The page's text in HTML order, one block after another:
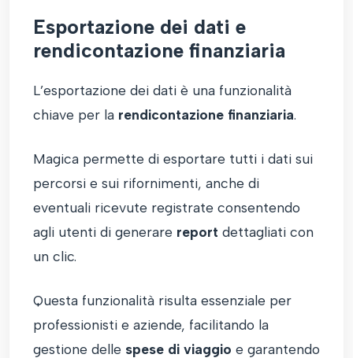
Esportazione dei dati e
rendicontazione finanziaria
L’esportazione dei dati è una funzionalità
chiave per la rendicontazione finanziaria.
Magica permette di esportare tutti i dati sui
percorsi e sui rifornimenti, anche di
eventuali ricevute registrate consentendo
agli utenti di generare report dettagliati con
un clic.
Questa funzionalità risulta essenziale per
professionisti e aziende, facilitando la
gestione delle spese di viaggio e garantendo